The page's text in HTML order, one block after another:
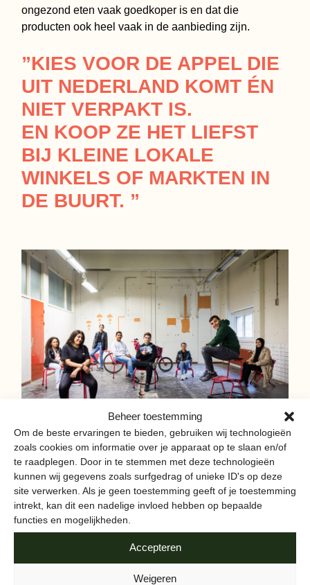
Beheer toestemming
Om de beste ervaringen te bieden, gebruiken wij technologieën
zoals cookies om informatie over je apparaat op te slaan en/of
te raadplegen. Door in te stemmen met deze technologieën
kunnen wij gegevens zoals surfgedrag of unieke ID's op deze
site verwerken. Als je geen toestemming geeft of je toestemming
intrekt, kan dit een nadelige invloed hebben op bepaalde
functies en mogelijkheden.
Accepteren
Weigeren
ongezond eten vaak goedkoper is en dat die
producten ook heel vaak in de aanbieding zijn.
”KIES VOOR DE APPEL DIE
UIT NEDERLAND KOMT ÉN
NIET VERPAKT IS.
EN KOOP ZE HET LIEFST
BIJ KLEINE LOKALE
WINKELS OF MARKTEN IN
DE BUURT. ”
HEBBEN JULLIE NOG EEN
TIP VOOR
AMSTERDAMMERS? WAT
KAN IK ALS INWONER VAN
DE STAD ZELF DOEN OM
DUURZAMER TE ETEN?